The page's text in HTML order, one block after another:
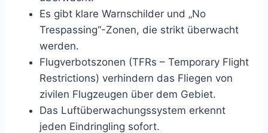
Es gibt klare Warnschilder und „No
Trespassing“-Zonen, die strikt überwacht
werden.
Flugverbotszonen (TFRs – Temporary Flight
Restrictions) verhindern das Fliegen von
zivilen Flugzeugen über dem Gebiet.
Das Luftüberwachungssystem erkennt
jeden Eindringling sofort.